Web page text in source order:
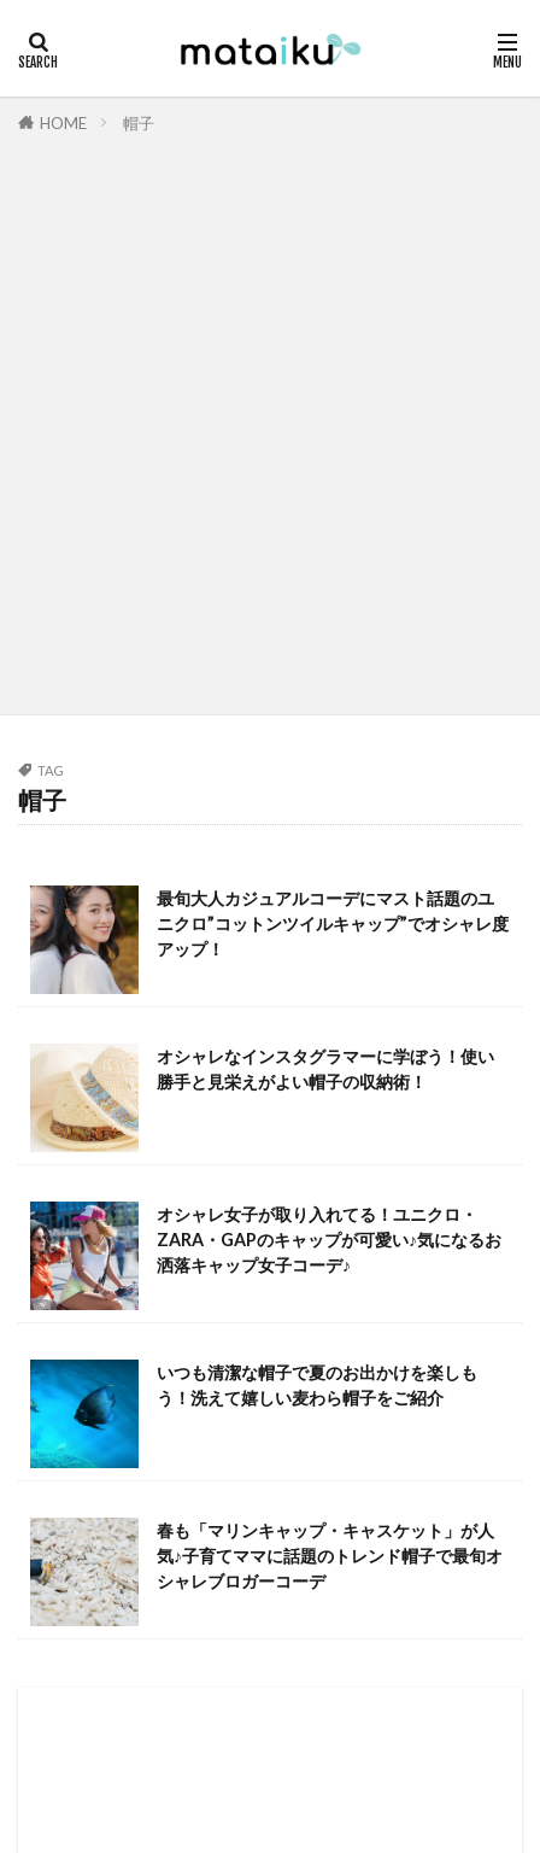
HOME 帽子
TAG
帽子
最旬大人カジュアルコーデにマスト話題のユ
ニクロ”コットンツイルキャップ”でオシャレ度
アップ！
オシャレなインスタグラマーに学ぼう！使い
勝手と見栄えがよい帽子の収納術！
オシャレ女子が取り入れてる！ユニクロ・
ZARA・GAPのキャップが可愛い♪気になるお
洒落キャップ女子コーデ♪
いつも清潔な帽子で夏のお出かけを楽しも
う！洗えて嬉しい麦わら帽子をご紹介
春も「マリンキャップ・キャスケット」が人
気♪子育てママに話題のトレンド帽子で最旬オ
シャレブロガーコーデ